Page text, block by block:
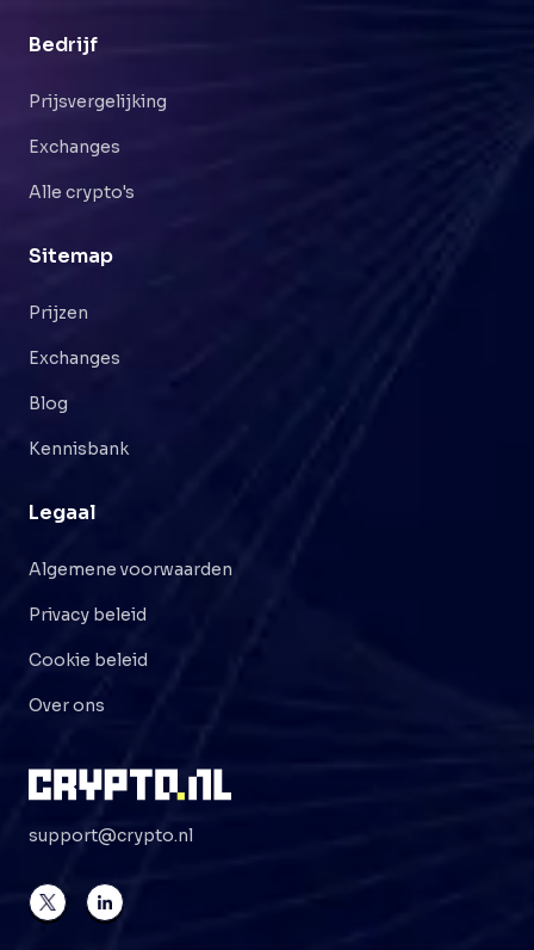
Bedrijf
Prijsvergelijking
Exchanges
Alle crypto's
Sitemap
Prijzen
Exchanges
Blog
Kennisbank
Legaal
Algemene voorwaarden
Privacy beleid
Cookie beleid
Over ons
support@crypto.nl